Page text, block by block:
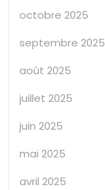
octobre 2025
septembre 2025
août 2025
juillet 2025
juin 2025
mai 2025
avril 2025